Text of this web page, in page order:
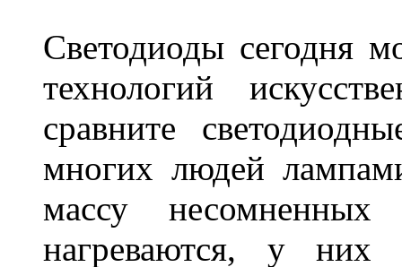
Светодиоды сегодня
технологий
сравните
многих людей
массу
нагреваются, у них